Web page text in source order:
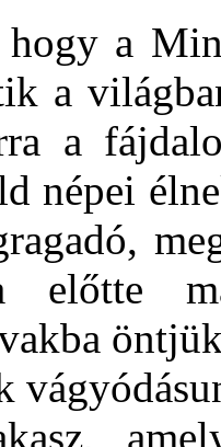
hogy a
a
a
népei
előtte